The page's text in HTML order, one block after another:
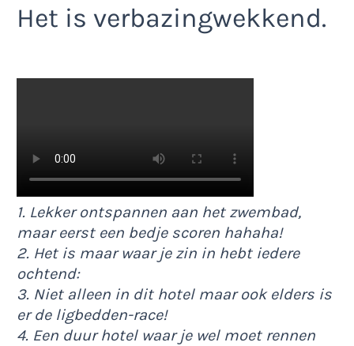
Het is verbazingwekkend.
1. Lekker ontspannen aan het zwembad,
maar eerst een bedje scoren hahaha!
2. Het is maar waar je zin in hebt iedere
ochtend:
3. Niet alleen in dit hotel maar ook elders is
er de ligbedden-race!
4. Een duur hotel waar je wel moet rennen